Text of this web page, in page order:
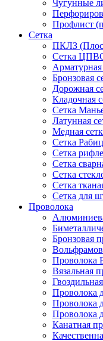
Чугунные
Профлист
Сетка
ПКЛЗ
Сетка
Арматурная
Бронзовая
Дорожная
Кладочная
Сетка
Латунная
Медная
Сетка
Сетка
Сетка
Сетка
Сетка
Сетка для
Проволока
Бронзовая
Проволока
Вязальная
Проволока
Проволока
Проволока
Канатная